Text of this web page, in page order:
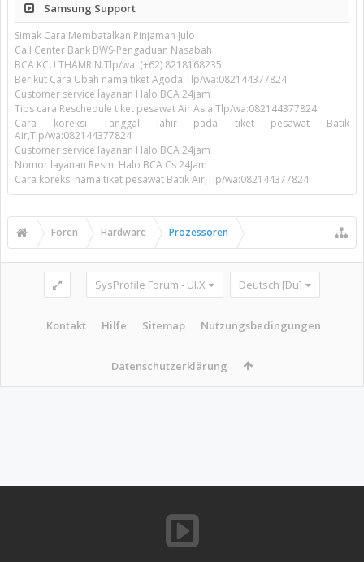
Samsung Support
Simak Cara Membatalkan Pinjaman Julo
Call Center Bank BWS-Pengaduan Nasabah
BCA KCU THAMRIN.Tlp/wa: (+62) 8218168235
Berikut Cara Ubah nama tiket Agoda.Tlp/wa:082144377824
Customer service layanan Halo BCA 24jam
Tips cara Reschedule tiket pesawat Air Asia.Tlp/wa:082144377824
Cara koreksi Tanggal lahir pada tiket pesawat Batik
Air,Tlp/wa:082144377824
Customer service layanan Halo BCA 24jam
Nomor layanan Resmi Halo BCA Cs 24Jam
Cara koreksi nama tiket pesawat Batik Air,Tlp/wa:082144377824
Foren Hardware Prozessoren
SysProfile Forum - UI.X Deutsch [Du]
Kontakt Hilfe Sitemap Nutzungsbedingungen
Datenschutzerklärung